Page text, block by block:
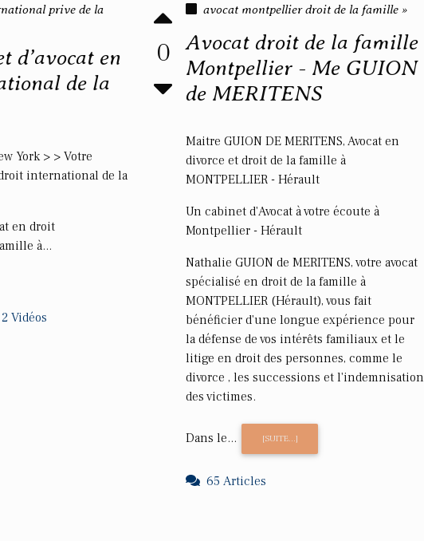
prive de la
d’avocat en
de la
York > > Votre
international de la
en droit
à...
2 Vidéos
0
avocat montpellier droit de la famille »
Avocat droit de la famille
Montpellier - Me GUION
de MERITENS
Maitre GUION DE MERITENS, Avocat en
divorce et droit de la famille à
MONTPELLIER - Hérault
Un cabinet d'Avocat à votre écoute à
Montpellier - Hérault
Nathalie GUION de MERITENS, votre avocat
spécialisé en droit de la famille à
MONTPELLIER (Hérault), vous fait
bénéficier d'une longue expérience pour
la défense de vos intérêts familiaux et le
litige en droit des personnes, comme le
divorce , les successions et l'indemnisation
des victimes.
Dans le... [SUITE...]
65 Articles